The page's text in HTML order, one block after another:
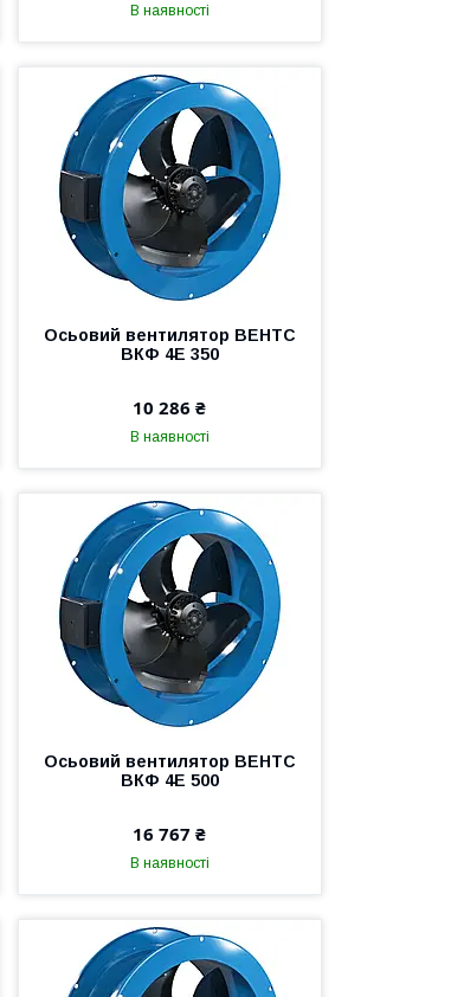
В наявності
Осьовий вентилятор ВЕНТС
ВКФ 4Е 350
10 286 ₴
В наявності
Осьовий вентилятор ВЕНТС
ВКФ 4Е 500
16 767 ₴
В наявності